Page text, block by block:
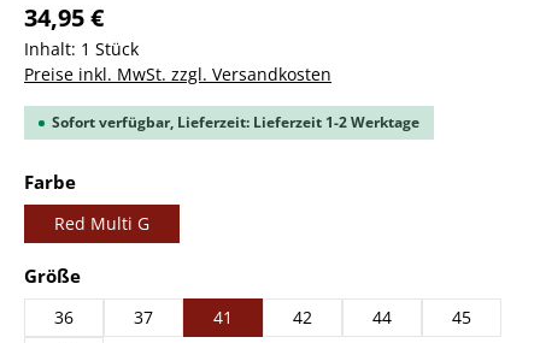
34,95 €
Inhalt: 1 Stück
Preise inkl. MwSt. zzgl. Versandkosten
Sofort verfügbar, Lieferzeit: Lieferzeit 1-2 Werktage
Farbeauswählen
Red Multi G
Größeauswählen
36 37 41 42 44
45